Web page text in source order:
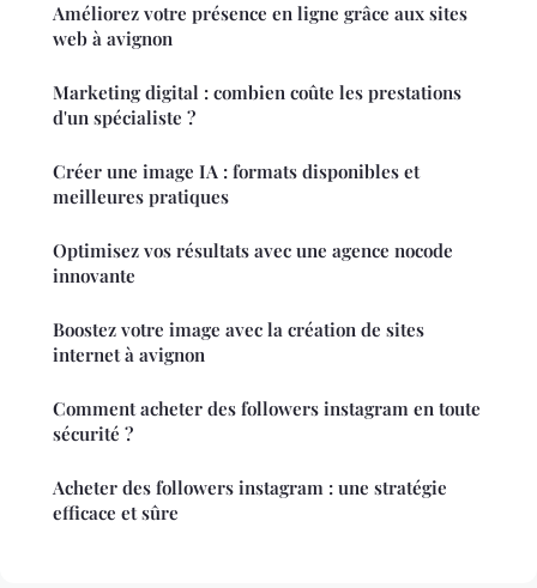
Améliorez votre présence en ligne grâce aux sites
web à avignon
Marketing digital : combien coûte les prestations
d'un spécialiste ?
Créer une image IA : formats disponibles et
meilleures pratiques
Optimisez vos résultats avec une agence nocode
innovante
Boostez votre image avec la création de sites
internet à avignon
Comment acheter des followers instagram en toute
sécurité ?
Acheter des followers instagram : une stratégie
efficace et sûre